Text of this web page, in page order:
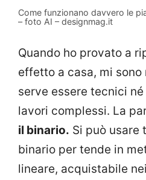
Come funzionano davvero le
– foto AI – designmag.it
Quando ho provato a
effetto a casa, mi sono
serve essere tecnici
lavori complessi. La
il binario. Si può usare
binario per tende in
lineare, acquistabile